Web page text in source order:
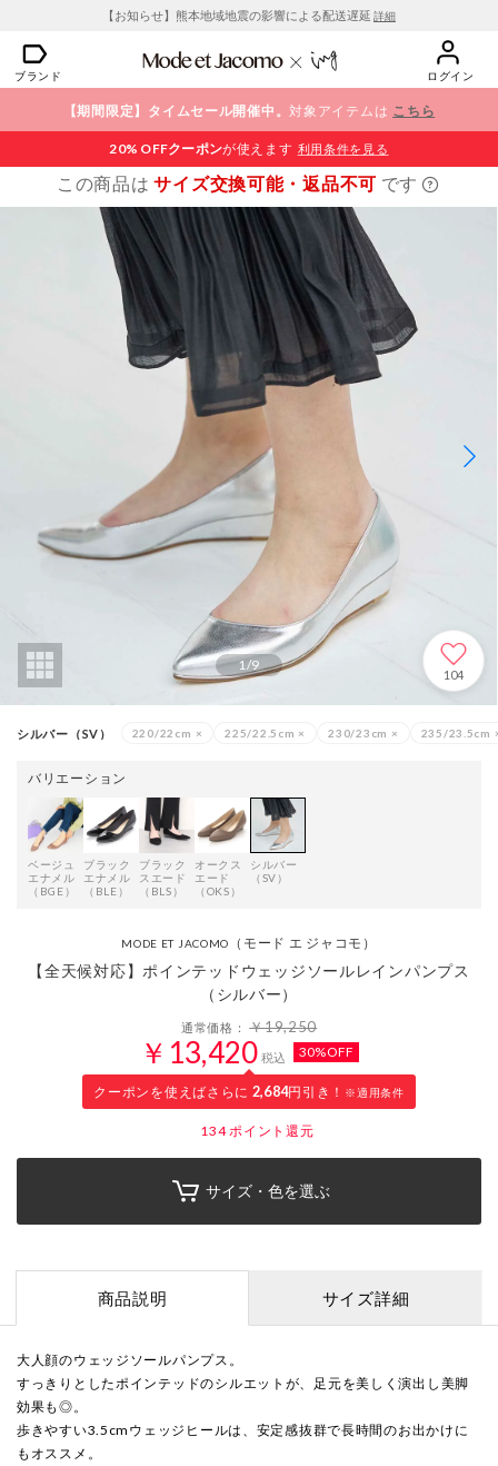
【お知らせ】熊本地域地震の影響による配送遅延 詳細
ブランド ログイン
【期間限定】タイムセール開催中。対象アイテムは こちら
20% OFFクーポンが使えます 利用条件を見る
この商品はサイズ交換可能・返品不可 です
1/9
104
シルバー（SV） 220/22cm × 225/22.5cm × 230/23cm × 235/23.5cm
バリエーション
ベージュ
エナメル
（BGE）
ブラック
エナメル
（BLE）
ブラック
スエード
（BLS）
オークス
エード
（OKS）
シルバー
（SV）
MODE ET JACOMO （モード エ ジャコモ）
【全天候対応】ポインテッドウェッジソールレインパンプス
（シルバー）
通常価格：￥19,250
￥13,420 税込 30%OFF
クーポンを使えばさらに 2,684円引き！ ※適用条件
134ポイント還元
サイズ・色を選ぶ
商品説明 サイズ詳細
大人顔のウェッジソールパンプス。
すっきりとしたポインテッドのシルエットが、足元を美しく演出し美脚
効果も◎。
歩きやすい3.5cmウェッジヒールは、安定感抜群で長時間のお出かけに
もオススメ。